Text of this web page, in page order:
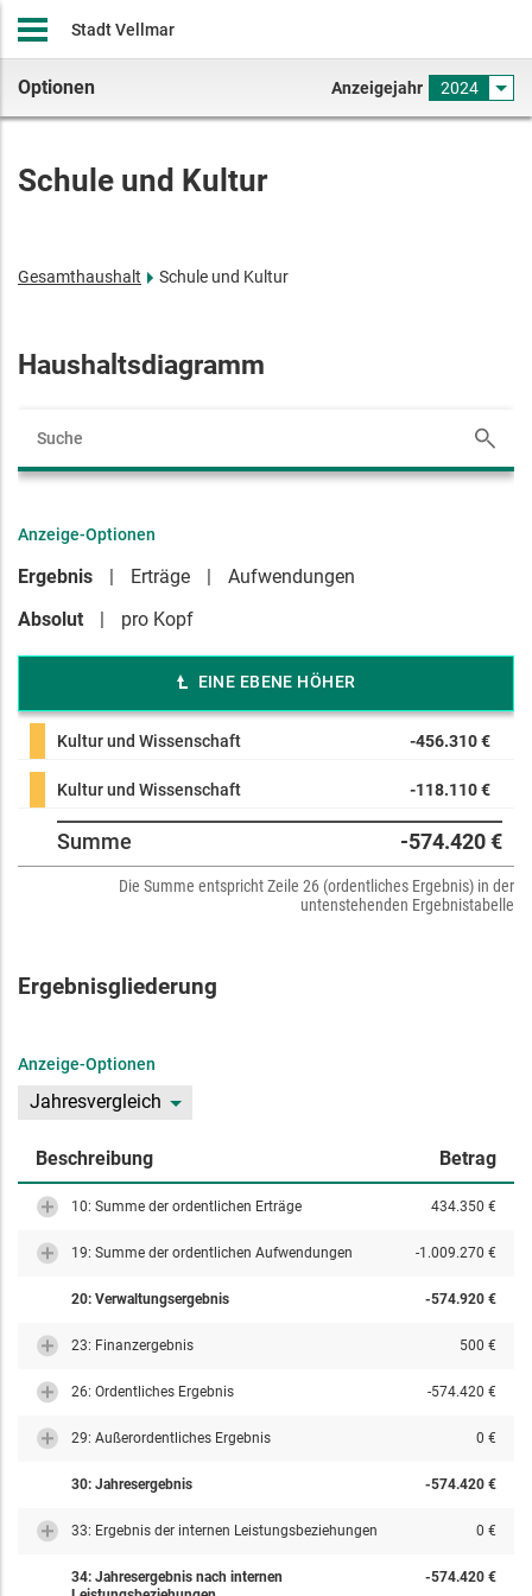
Stadt Vellmar
Optionen Anzeigejahr 2024
Schule und Kultur
Gesamthaushalt Schule und Kultur
Haushaltsdiagramm
Anzeige-Optionen
Ergebnis Erträge
Aufwendungen
Absolut
pro Kopf
EINE EBENE HÖHER
Kultur und Wissenschaft -456.310 €
Kultur und Wissenschaft -118.110 €
Summe -574.420 €
Die Summe entspricht Zeile 26 (ordentliches Ergebnis) in der
untenstehenden Ergebnistabelle
Ergebnisgliederung
Anzeige-Optionen
Jahresvergleich
Beschreibung Betrag
10: Summe der ordentlichen Erträge 434.350 €
19: Summe der ordentlichen Aufwendungen -1.009.270 €
20: Verwaltungsergebnis -574.920 €
23: Finanzergebnis 500 €
26: Ordentliches Ergebnis -574.420 €
29: Außerordentliches Ergebnis 0 €
30: Jahresergebnis -574.420 €
33: Ergebnis der internen Leistungsbeziehungen 0 €
34: Jahresergebnis nach internen
-574.420 €